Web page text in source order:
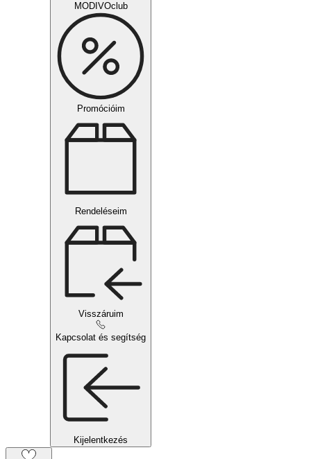
MODIVOclub
Promócióim
Rendeléseim
Visszáruim
Kapcsolat és segítség
Kijelentkezés